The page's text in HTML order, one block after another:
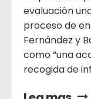
evaluación
proceso de
Fernández y
como “una
recogida de